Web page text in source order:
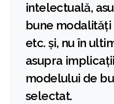
intelectuală,
bune
etc. și, nu în
asupra
modelului de
selectat.